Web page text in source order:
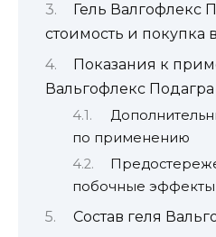
Гель Валгофлекс
стоимость и покупка
Показания к
Вальгофлекс Подагра
по применению
побочные эффекты
Состав геля